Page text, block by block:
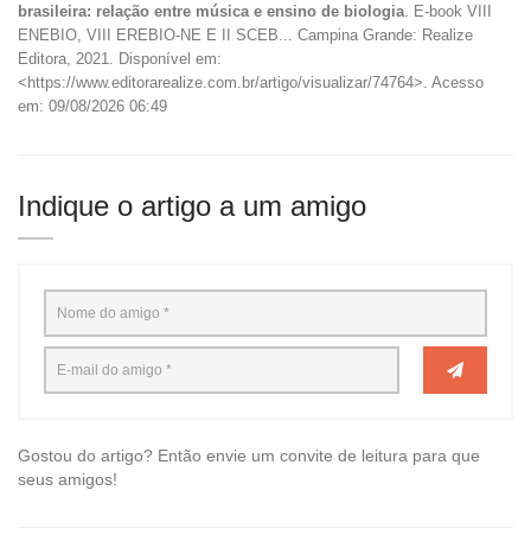
brasileira: relação entre música e ensino de biologia . E-book VIII
ENEBIO, VIII EREBIO-NE E II SCEB... Campina Grande: Realize
Editora, 2021. Disponível em:
<https://www.editorarealize.com.br/artigo/visualizar/74764>. Acesso
em: 09/08/2026 06:49
Indique o artigo a um amigo
Gostou do artigo? Então envie um convite de leitura para que
seus amigos!